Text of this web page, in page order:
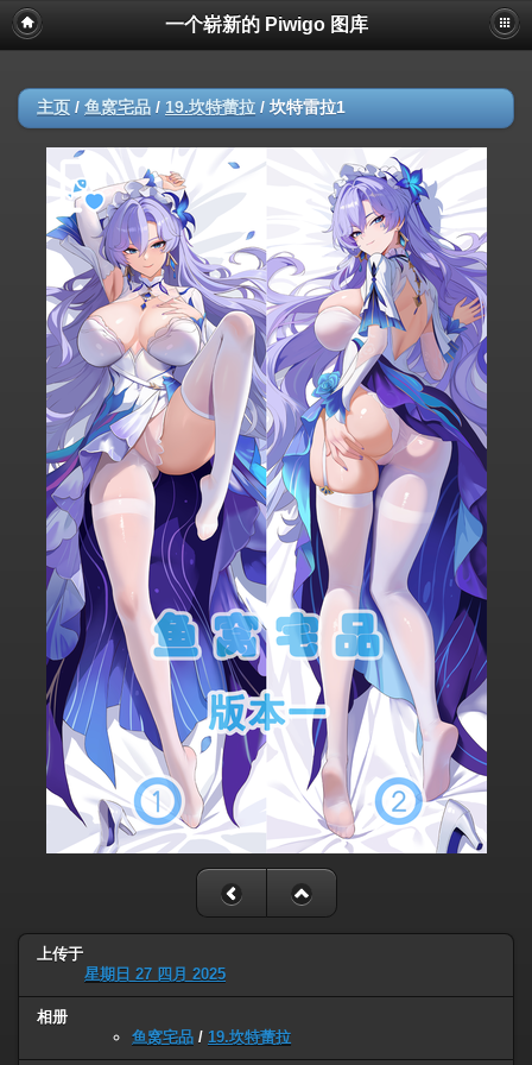
一个崭新的 Piwigo 图库
主页 / 鱼窝宅品 / 19.坎特蕾拉 / 坎特雷拉1
上传于
星期日 27 四月 2025
相册
鱼窝宅品 / 19.坎特蕾拉